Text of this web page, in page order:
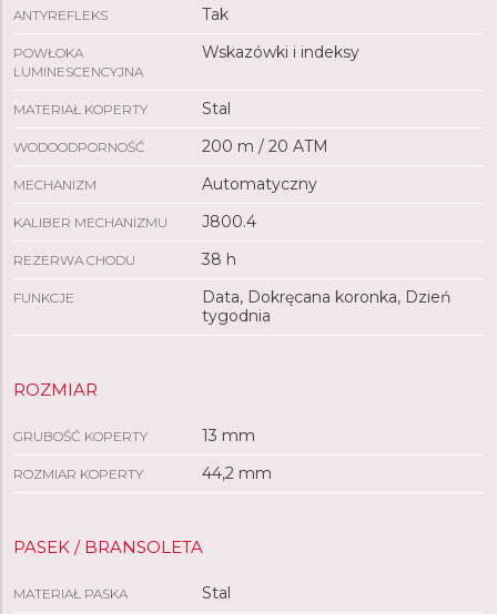
ANTYREFLEKS Tak
POWŁOKA
LUMINESCENCYJNA
Wskazówki i indeksy
MATERIAŁ KOPERTY Stal
WODOODPORNOŚĆ 200 m / 20 ATM
MECHANIZM Automatyczny
KALIBER MECHANIZMU J800.4
REZERWA CHODU 38 h
FUNKCJE
Data, Dokręcana koronka, Dzień
tygodnia
ROZMIAR
GRUBOŚĆ KOPERTY 13 mm
ROZMIAR KOPERTY 44,2 mm
PASEK / BRANSOLETA
MATERIAŁ PASKA Stal